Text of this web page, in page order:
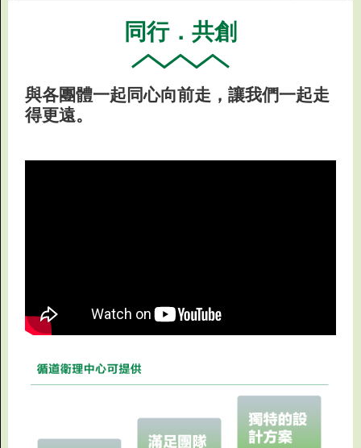
同行．共創
與各團體一起同心向前走，讓我們一起走
得更遠。